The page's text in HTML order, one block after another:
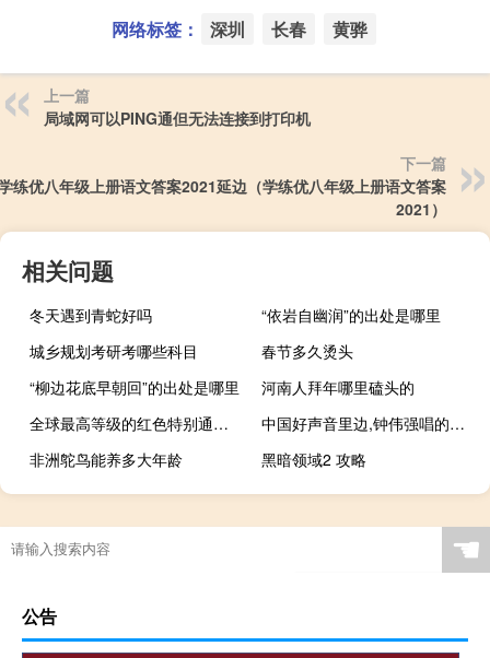
网络标签： 深圳 长春 黄骅
上一篇
局域网可以PING通但无法连接到打印机
下一篇
练优八年级上册语文答案2021延边（学练优八年级上册语文答案
2021）
相关问题
冬天遇到青蛇好吗
“依岩自幽润”的出处是哪里
城乡规划考研考哪些科目
春节多久烫头
“柳边花底早朝回”的出处是哪里
河南人拜年哪里磕头的
全球最高等级的红色特别通行证（qq最高等级）
中国好声音里边,钟伟强唱的第一首歌是哪首(英文歌) 中国好声音英文歌曲
非洲鸵鸟能养多大年龄
黑暗领域2 攻略
☚
公告